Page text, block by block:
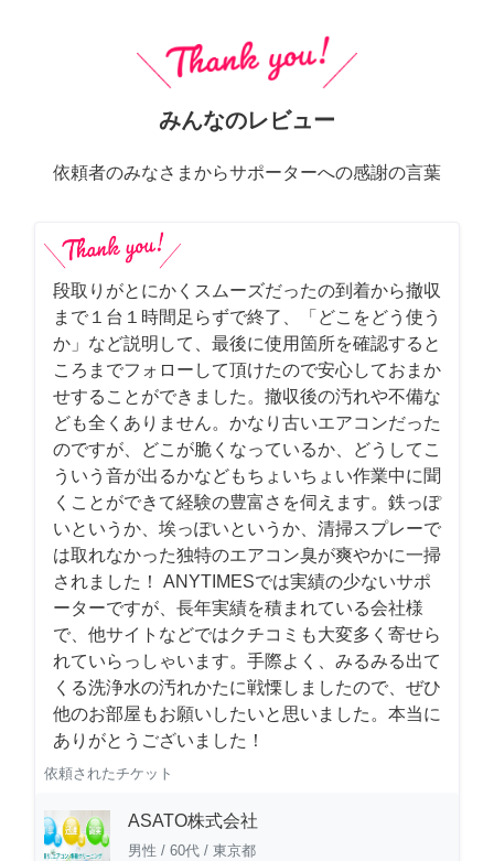
みんなのレビュー
依頼者のみなさまからサポーターへの感謝の言葉
段取りがとにかくスムーズだったの到着から撤収
まで１台１時間足らずで終了、「どこをどう使う
か」など説明して、最後に使用箇所を確認すると
ころまでフォローして頂けたので安心しておまか
せすることができました。撤収後の汚れや不備な
ども全くありません。かなり古いエアコンだった
のですが、どこが脆くなっているか、どうしてこ
ういう音が出るかなどもちょいちょい作業中に聞
くことができて経験の豊富さを伺えます。鉄っぽ
いというか、埃っぽいというか、清掃スプレーで
は取れなかった独特のエアコン臭が爽やかに一掃
されました！ ANYTIMESでは実績の少ないサポ
ーターですが、長年実績を積まれている会社様
で、他サイトなどではクチコミも大変多く寄せら
れていらっしゃいます。手際よく、みるみる出て
くる洗浄水の汚れかたに戦慄しましたので、ぜひ
他のお部屋もお願いしたいと思いました。本当に
ありがとうございました！
依頼されたチケット
ASATO株式会社
男性 / 60代 / 東京都